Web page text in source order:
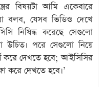
বিষয়টা আমি একেবারে
বলব, যেসব ভিডিও দেখে
নিষিদ্ধ করেছে সেগুলো
উচিত। পরে সেগুলো নিয়ে
করে দেখতে হবে; আইসিসির
করে দেখতে হবে।’